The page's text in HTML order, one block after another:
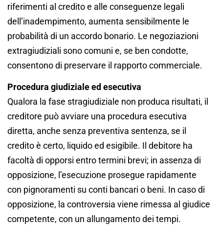
riferimenti al credito e alle conseguenze legali
dell’inadempimento, aumenta sensibilmente le
probabilità di un accordo bonario. Le negoziazioni
extragiudiziali sono comuni e, se ben condotte,
consentono di preservare il rapporto commerciale.
Procedura giudiziale ed esecutiva
Qualora la fase stragiudiziale non produca risultati, il
creditore può avviare una procedura esecutiva
diretta, anche senza preventiva sentenza, se il
credito è certo, liquido ed esigibile. Il debitore ha
facoltà di opporsi entro termini brevi; in assenza di
opposizione, l’esecuzione prosegue rapidamente
con pignoramenti su conti bancari o beni. In caso di
opposizione, la controversia viene rimessa al giudice
competente, con un allungamento dei tempi.